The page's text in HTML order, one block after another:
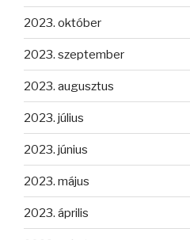
2023. október
2023. szeptember
2023. augusztus
2023. július
2023. június
2023. május
2023. április